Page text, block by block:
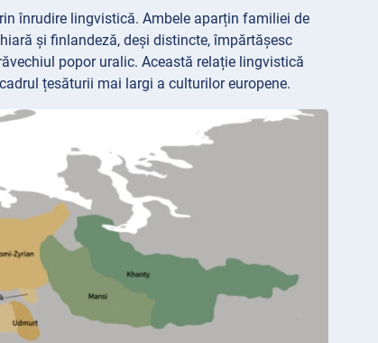
înrudire lingvistică. Ambele aparțin familiei de
și finlandeză, deși distincte, împărtășesc
popor uralic. Această relație lingvistică
țesăturii mai largi a culturilor europene.